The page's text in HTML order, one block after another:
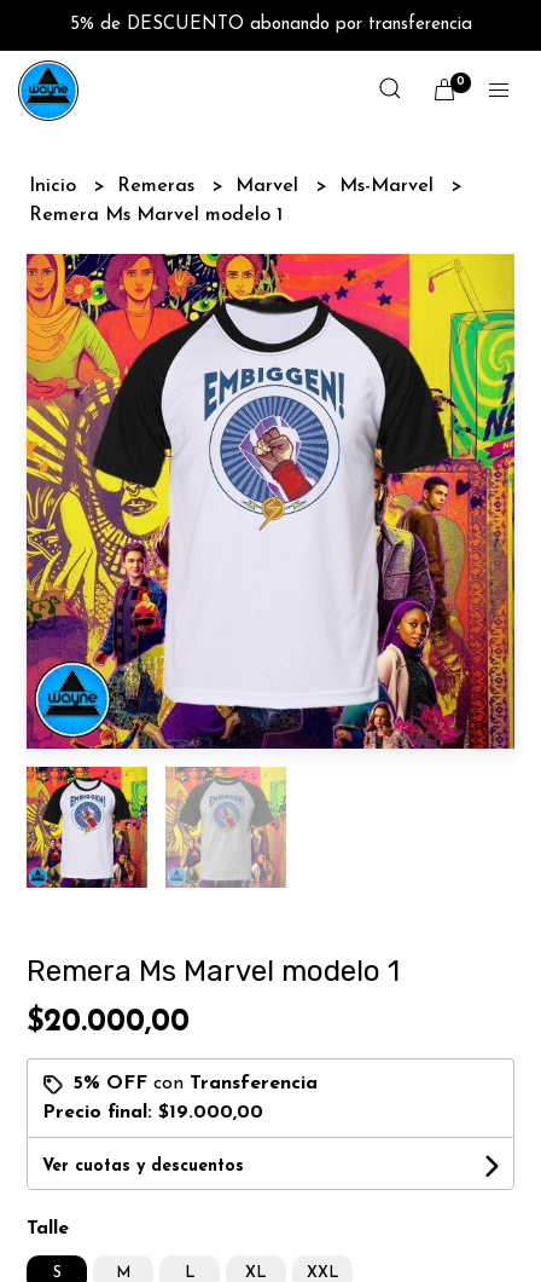
5% de DESCUENTO abonando por transferencia
0
Inicio Remeras Marvel
Ms-Marvel
Remera Ms Marvel modelo 1
Remera Ms Marvel modelo 1
$20.000,00
5% OFF con Transferencia
Precio final:$19.000,00
Ver cuotas y descuentos
Talle
S M L XL XXL